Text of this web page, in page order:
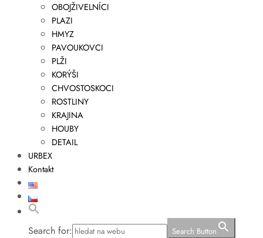
OBOJŽIVELNÍCI
PLAZI
HMYZ
PAVOUKOVCI
PLŽI
KORÝŠI
CHVOSTOSKOCI
ROSTLINY
KRAJINA
HOUBY
DETAIL
URBEX
Kontakt
Search for: Search Button